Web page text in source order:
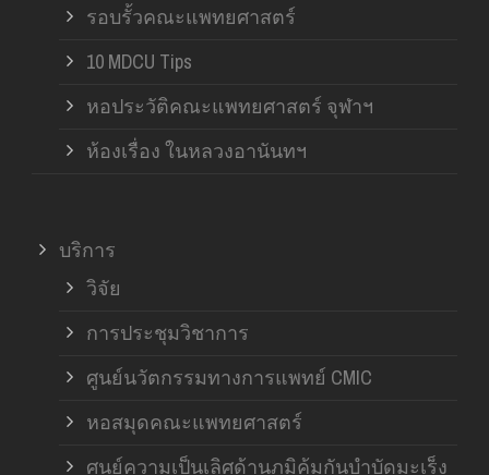
รอบรั้วคณะแพทยศาสตร์
10 MDCU Tips
หอประวัติคณะแพทยศาสตร์ จุฬาฯ
ห้องเรื่อง ในหลวงอานันทฯ
บริการ
วิจัย
การประชุมวิชาการ
ศูนย์นวัตกรรมทางการแพทย์ CMIC
หอสมุดคณะแพทยศาสตร์
ศูนย์ความเป็นเลิศด้านภูมิคุ้มกันบำบัดมะเร็ง